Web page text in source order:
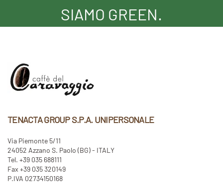
SIAMO GREEN.
TENACTA GROUP S.P.A. UNIPERSONALE
Via Piemonte 5/11
24052 Azzano S. Paolo (BG) - ITALY
Tel. +39 035 688111
Fax +39 035 320149
P.IVA 02734150168